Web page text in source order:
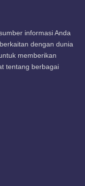
informasi Anda
dengan dunia
memberikan
tentang berbagai